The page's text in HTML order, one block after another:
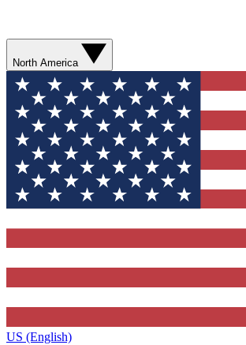
North America
US (English)